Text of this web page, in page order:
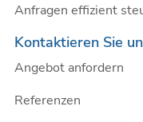
Anfragen effizient
Kontaktieren Sie
Angebot anfordern
Referenzen